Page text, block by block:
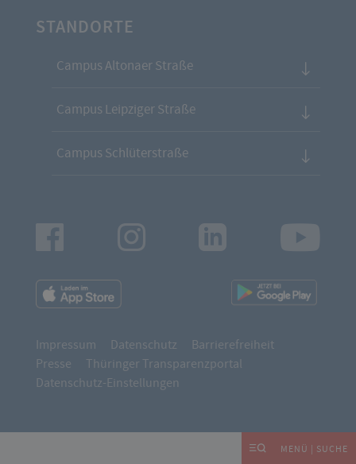
MENÜ | SUCHE
STANDORTE
Campus Altonaer Straße
Campus Leipziger Straße
Campus Schlüterstraße
Instagram LinkedIn
Impressum Datenschutz
Barrierefreiheit
Presse
Thüringer Transparenzportal
Datenschutz-Einstellungen